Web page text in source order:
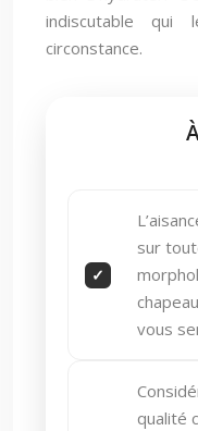
indiscutable
circonstance.
sur
vous
qualité